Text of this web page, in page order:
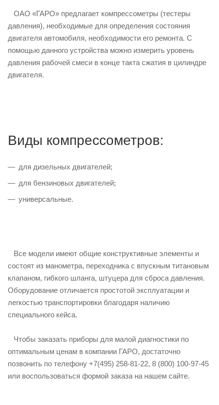
ОАО «ГАРО» предлагает компрессометры (тестеры
давления), необходимые для определения состояния
двигателя автомобиля, необходимости его ремонта. С
помощью данного устройства можно измерить уровень
давления рабочей смеси в конце такта сжатия в цилиндре
двигателя.
Виды компрессометров:
для дизельных двигателей;
для бензиновых двигателей;
универсальные.
Все модели имеют общие конструктивные элементы и
состоят из манометра, переходника с впускным титановым
клапаном, гибкого шланга, штуцера для сброса давления.
Оборудование отличается простотой эксплуатации и
легкостью транспортировки благодаря наличию
специального кейса.
Чтобы заказать приборы для малой диагностики по
оптимальным ценам в компании ГАРО, достаточно
позвонить по телефону +7(495) 258-81-22, 8 (800) 100-97-45
или воспользоваться формой заказа на нашем сайте.